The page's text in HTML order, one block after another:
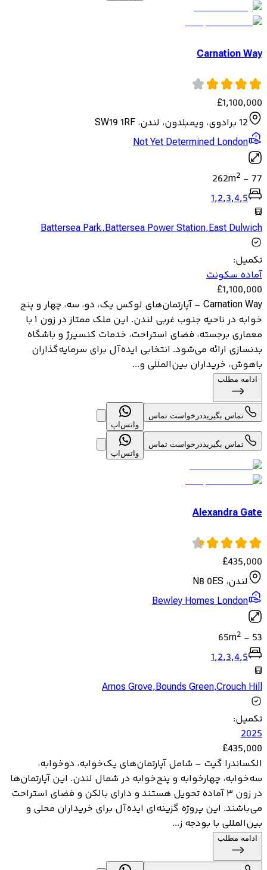
Carnation Way
£1,100,000
12 برادوی، ویمبلدون، لندن، SW19 1RF
Not Yet Determined London
77
-
262m2
1,2,3,4,5
Battersea Park,Battersea Power Station,East Dulwich
تکمیل:
آماده سکونت
£1,100,000
Carnation Way – آپارتمان‌های لوکس یک، دو، سه، چهار و پنج
خوابه در ناحیه جنوب غربی لندن. این ملک ممتاز در زون ۱ با
معماری برجسته، فضای استراحت، خدمات کنسیرژ و باشگاه
بدنسازی ارائه می‌شود. انتخابی ایده‌آل برای سرمایه‌گذاران
باهوش، خریداران بین‌المللی و...
ادامه مطلب
تماس بگیریددرخواست تماس
واتس‌اپ
تماس بگیریددرخواست تماس
واتس‌اپ
Alexandra Gate
£435,000
لندن، N8 0ES
Bewley Homes London
53
-
65m2
1,2,3,4,5
Arnos Grove,Bounds Green,Crouch Hill
تکمیل:
2025
£435,000
الکساندرا گیت – شامل آپارتمان‌های یک‌خوابه، دوخوابه،
سه‌خوابه، چهارخوابه و پنج‌خوابه در شمال لندن. این آپارتمان‌ها
در زون ۳ آماده تحویل هستند و دارای بالکن و فضای استراحت
می‌باشند. این پروژه گزینه‌ای ایده‌آل برای خریداران محلی و
بین‌المللی با بودجه ز...
ادامه مطلب